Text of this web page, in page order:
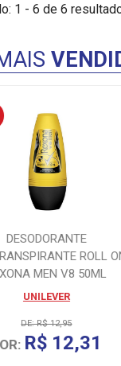
1 - 6 de 6
DESODORANTE
ROLL
MEN V8 50ML
UNILEVER
DE: R$ 12,95
R$ 12,31